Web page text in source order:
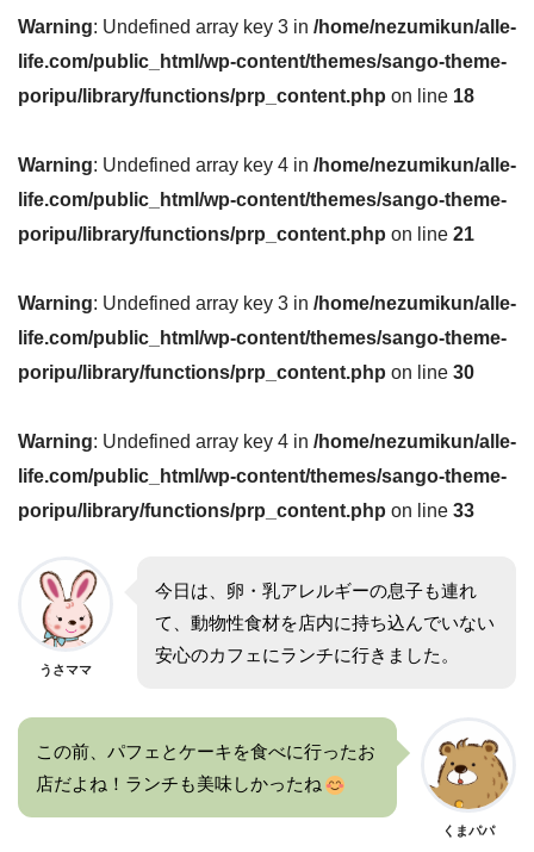
Warning: Undefined array key 3 in /home/nezumikun/alle-
life.com/public_html/wp-content/themes/sango-theme-
poripu/library/functions/prp_content.php on line 18
Warning: Undefined array key 4 in /home/nezumikun/alle-
life.com/public_html/wp-content/themes/sango-theme-
poripu/library/functions/prp_content.php on line 21
Warning: Undefined array key 3 in /home/nezumikun/alle-
life.com/public_html/wp-content/themes/sango-theme-
poripu/library/functions/prp_content.php on line 30
Warning: Undefined array key 4 in /home/nezumikun/alle-
life.com/public_html/wp-content/themes/sango-theme-
poripu/library/functions/prp_content.php on line 33
うさママ
今日は、卵・乳アレルギーの息子も連れ
て、動物性食材を店内に持ち込んでいない
安心のカフェにランチに行きました。
この前、パフェとケーキを食べに行ったお
店だよね！ランチも美味しかったね
くまパパ